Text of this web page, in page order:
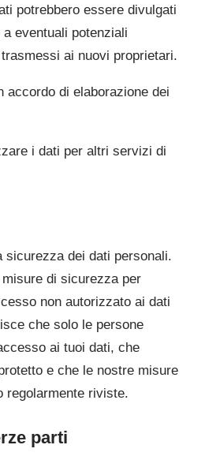
potrebbero essere divulgati
eventuali potenziali
ai nuovi proprietari.
accordo di elaborazione dei
i dati per altri servizi di
sicurezza dei dati personali.
misure di sicurezza per
non autorizzato ai dati
che solo le persone
ai tuoi dati, che
e che le nostre misure
regolarmente riviste.
parti